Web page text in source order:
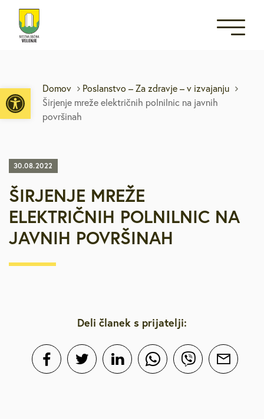
Open toolbar
Domov
Poslanstvo – Za zdravje – v izvajanju
Širjenje mreže električnih polnilnic na javnih
površinah
30.08.2022
ŠIRJENJE MREŽE
ELEKTRIČNIH POLNILNIC NA
JAVNIH POVRŠINAH
Deli članek s prijatelji: